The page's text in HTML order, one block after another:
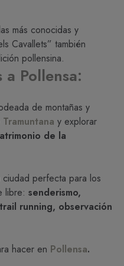
más conocidas y
Cavallets” también
pollensina.
a Pollensa:
de montañas y
y explorar
de la
perfecta para los
libre: senderismo,
running, observación
hacer en Pollensa.